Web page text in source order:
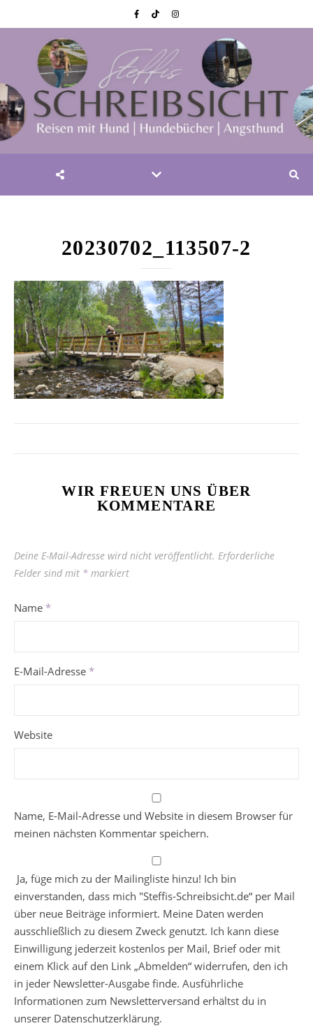
20230702_113507-2
WIR FREUEN UNS ÜBER
KOMMENTARE
Deine E-Mail-Adresse wird nicht veröffentlicht. Erforderliche
Felder sind mit * markiert
Name *
E-Mail-Adresse *
Website
Name, E-Mail-Adresse und Website in diesem Browser für
meinen nächsten Kommentar speichern.
Ja, füge mich zu der Mailingliste hinzu! Ich bin
einverstanden, dass mich "Steffis-Schreibsicht.de“ per Mail
über neue Beiträge informiert. Meine Daten werden
ausschließlich zu diesem Zweck genutzt. Ich kann diese
Einwilligung jederzeit kostenlos per Mail, Brief oder mit
einem Klick auf den Link „Abmelden“ widerrufen, den ich
in jeder Newsletter-Ausgabe finde. Ausführliche
Informationen zum Newsletterversand erhältst du in
unserer Datenschutzerklärung.